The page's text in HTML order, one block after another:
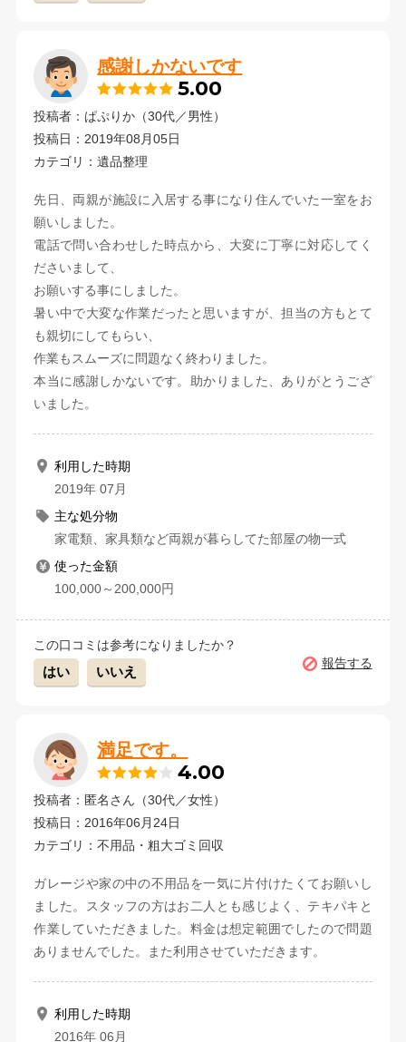
感謝しかないです
5.00
投稿者：ぱぷりか（30代／男性）
投稿日：2019年08月05日
カテゴリ：遺品整理
先日、両親が施設に入居する事になり住んでいた一室をお
願いしました。
電話で問い合わせした時点から、大変に丁寧に対応してく
ださいまして、
お願いする事にしました。
暑い中で大変な作業だったと思いますが、担当の方もとて
も親切にしてもらい、
作業もスムーズに問題なく終わりました。
本当に感謝しかないです。助かりました、ありがとうござ
いました。
利用した時期
2019年 07月
主な処分物
家電類、家具類など両親が暮らしてた部屋の物一式
使った金額
100,000～200,000円
この口コミは参考になりましたか？
はい いいえ
報告する
満足です。
4.00
投稿者：匿名さん（30代／女性）
投稿日：2016年06月24日
カテゴリ：不用品・粗大ゴミ回収
ガレージや家の中の不用品を一気に片付けたくてお願いし
ました。スタッフの方はお二人とも感じよく、テキパキと
作業していただきました。料金は想定範囲でしたので問題
ありませんでした。また利用させていただきます。
利用した時期
2016年 06月